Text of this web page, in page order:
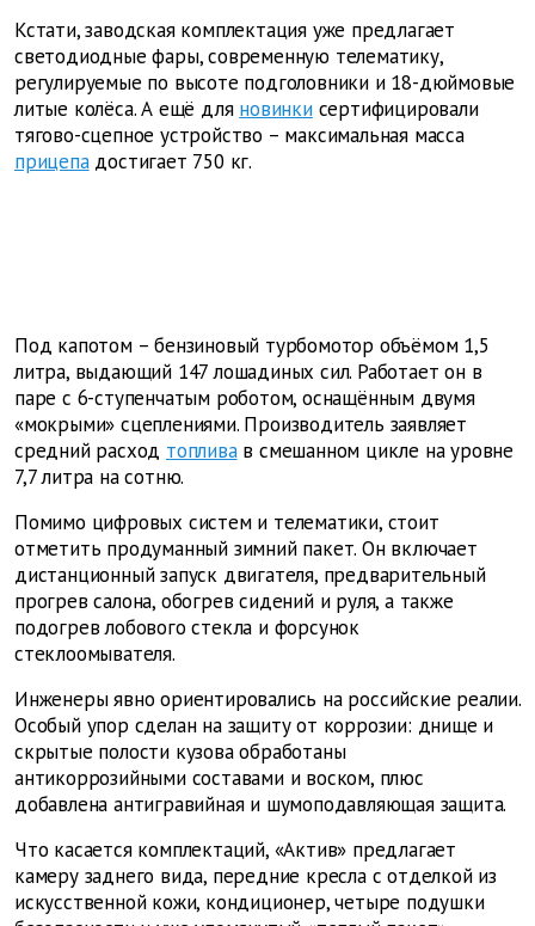
Кстати, заводская комплектация уже предлагает
светодиодные фары, современную телематику,
регулируемые по высоте подголовники и 18-дюймовые
литые колёса. А ещё для новинкисертифицировали
тягово-сцепное устройство – максимальная масса
прицепадостигает 750 кг.
Под капотом – бензиновый турбомотор объёмом 1,5
литра, выдающий 147 лошадиных сил. Работает он в
паре с 6-ступенчатым роботом, оснащённым двумя
«мокрыми» сцеплениями. Производитель заявляет
средний расход топливав смешанном цикле на уровне
7,7 литра на сотню.
Помимо цифровых систем и телематики, стоит
отметить продуманный зимний пакет. Он включает
дистанционный запуск двигателя, предварительный
прогрев салона, обогрев сидений и руля, а также
подогрев лобового стекла и форсунок
стеклоомывателя.
Инженеры явно ориентировались на российские реалии.
Особый упор сделан на защиту от коррозии: днище и
скрытые полости кузова обработаны
антикоррозийными составами и воском, плюс
добавлена антигравийная и шумоподавляющая защита.
Что касается комплектаций, «Актив» предлагает
камеру заднего вида, передние кресла с отделкой из
искусственной кожи, кондиционер, четыре подушки